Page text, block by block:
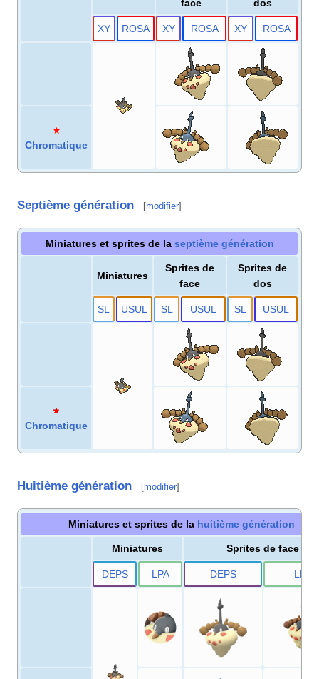
face dos
XY ROSA XY ROSA XY ROSA
Chromatique
Septième génération [modifier]
Miniatures et sprites de la septième génération
Miniatures
Sprites de
face
Sprites de
dos
SL USUL SL USUL SL USUL
Chromatique
Huitième génération [modifier]
Miniatures et sprites de la huitième génération
Miniatures Sprites de face
DEPS LPA DEPS LPA